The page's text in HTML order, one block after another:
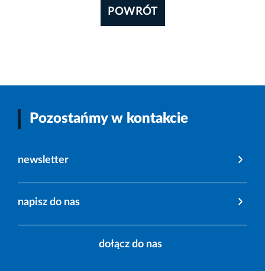
POWRÓT
Pozostańmy w kontakcie
newsletter
napisz do nas
dołącz do nas